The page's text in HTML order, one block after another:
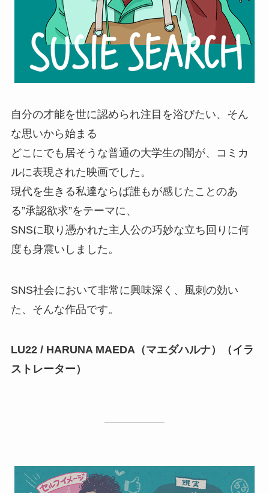
自分の才能を世に認められ注目を浴びたい、そん
な思いから始まる
どこにでも居そうな普通の大学生の闇が、コミカ
ルに表現された映画でした。
現代を生きる私達ならば誰もが感じたことのあ
る”承認欲求”をテーマに、
SNSに取り憑かれた主人公の巧妙な立ち回りに何
度も身震いしました。
SNS社会において非常に興味深く、風刺の効い
た、そんな作品です。
LU22 / HARUNA MAEDA（マエダハルナ）（イラ
ストレーター）